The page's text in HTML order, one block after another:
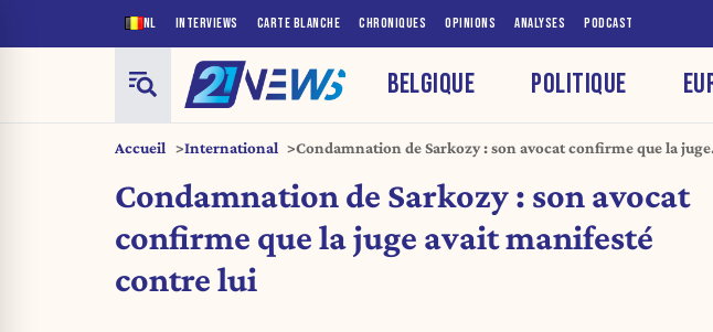
NL INTERVIEWS CARTE BLANCHE CHRONIQUES OPINIONS ANALYSES PODCAST
BELGIQUE POLITIQUE
Accueil International
Condamnation de Sarkozy : son avocat confirme que la juge
Condamnation de Sarkozy : son avocat
confirme que la juge avait manifesté
contre lui